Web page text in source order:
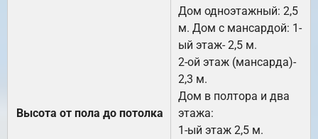
Высота от пола до потолка
Дом одноэтажный: 2,5
м. Дом с мансардой: 1-
ый этаж- 2,5 м.
2-ой этаж (мансарда)-
2,3 м.
Дом в полтора и два
этажа:
1-ый этаж 2,5 м.